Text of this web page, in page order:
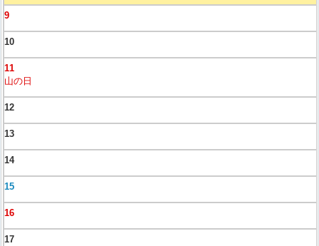
9
10
11
山の日
12
13
14
15
16
17